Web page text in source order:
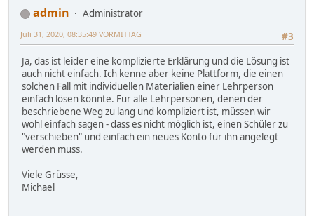
admin
Administrator
#3
Juli 31, 2020, 08:35:49 VORMITTAG
Ja, das ist leider eine komplizierte Erklärung und die Lösung ist
auch nicht einfach. Ich kenne aber keine Plattform, die einen
solchen Fall mit individuellen Materialien einer Lehrperson
einfach lösen könnte. Für alle Lehrpersonen, denen der
beschriebene Weg zu lang und kompliziert ist, müssen wir
wohl einfach sagen - dass es nicht möglich ist, einen Schüler zu
"verschieben" und einfach ein neues Konto für ihn angelegt
werden muss.
Viele Grüsse,
Michael